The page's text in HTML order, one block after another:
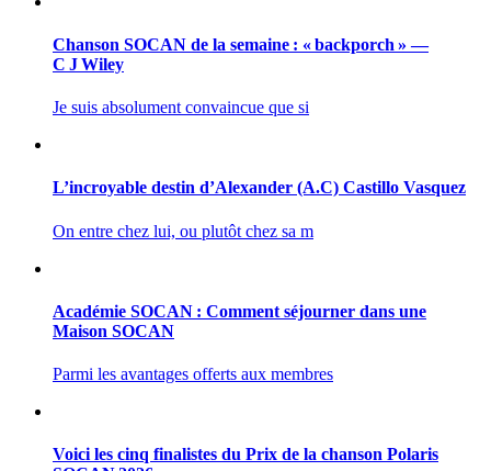
Chanson SOCAN de la semaine : « backporch » —
C J Wiley
Je suis absolument convaincue que si
L’incroyable destin d’Alexander (A.C) Castillo Vasquez
On entre chez lui, ou plutôt chez sa m
Académie SOCAN : Comment séjourner dans une
Maison SOCAN
Parmi les avantages offerts aux membres
Voici les cinq finalistes du Prix de la chanson Polaris